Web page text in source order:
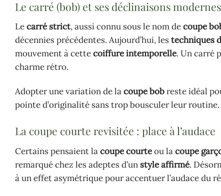
Le carré (bob) et ses déclinaisons modernes
Lecarré strict, aussi connu sous le nom decoupe
décennies précédentes. Aujourd’hui, les techniques
mouvement à cettecoiffure intemporelle. Un carré
charme rétro.
Adopter une variation de lacoupe bobreste idéal
pointe d’originalité sans trop bousculer leur routine.
La coupe courte revisitée : place à l’audace
Certains pensaient lacoupe courteou lacoupe
remarqué chez les adeptes d’unstyle affirmé.
à un effet asymétrique pour accentuer l’audace du